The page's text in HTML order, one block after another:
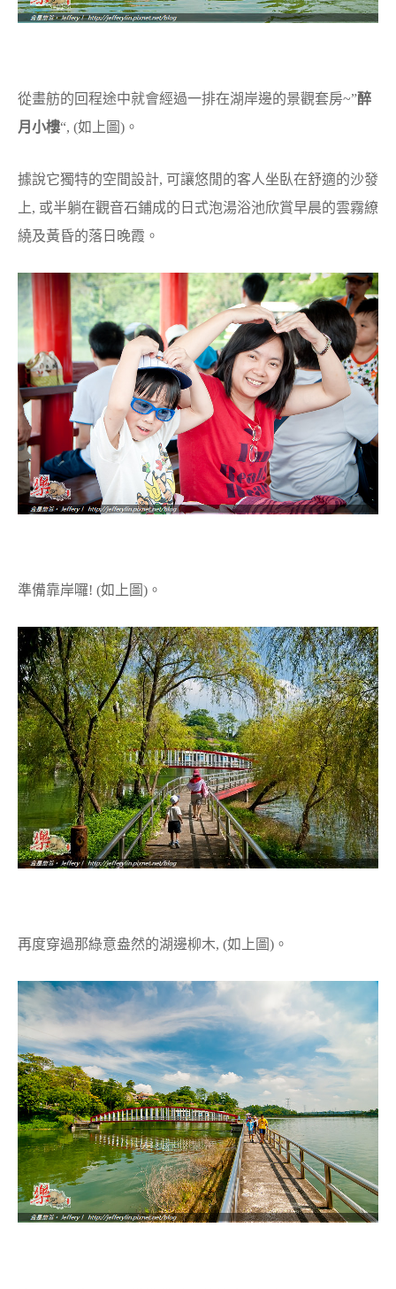
從畫舫的回程途中就會經過一排在湖岸邊的景觀套房~”醉
月小樓“, (如上圖)。
據說它獨特的空間設計, 可讓悠閒的客人坐臥在舒適的沙發
上, 或半躺在觀音石鋪成的日式泡湯浴池欣賞早晨的雲霧繚
繞及黃昏的落日晚霞。
準備靠岸囉! (如上圖)。
再度穿過那綠意盎然的湖邊柳木, (如上圖)。